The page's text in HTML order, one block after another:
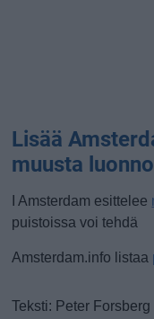
Lisää
muusta
I Amsterdam esittelee
puistoissa voi tehdä
Amsterdam.info listaa
Teksti: Peter Forsberg